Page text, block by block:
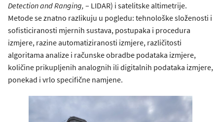
Detection and Ranging, – LIDAR) i satelitske altimetrije.
Metode se znatno razlikuju u pogledu: tehnološke složenosti i
sofisticiranosti mjernih sustava, postupaka i procedura
izmjere, razine automatiziranosti izmjere, različitosti
algoritama analize i računske obradbe podataka izmjere,
količine prikupljenih analognih ili digitalnih podataka izmjere,
ponekad i vrlo specifične namjene.